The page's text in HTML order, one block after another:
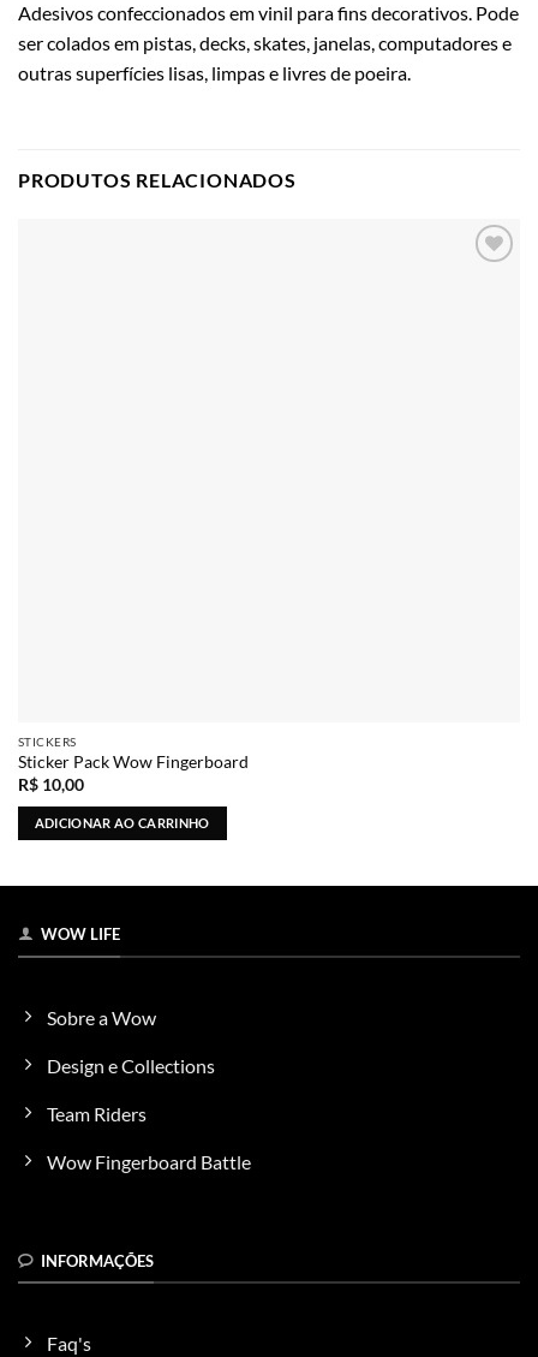
Adesivos confeccionados em vinil para fins decorativos. Pode
ser colados em pistas, decks, skates, janelas, computadores e
outras superfícies lisas, limpas e livres de poeira.
PRODUTOS RELACIONADOS
STICKERS
Sticker Pack Wow Fingerboard
R$10,00
ADICIONAR AO CARRINHO
WOW LIFE
Sobre a Wow
Design e Collections
Team Riders
Wow Fingerboard Battle
INFORMAÇÕES
Faq's